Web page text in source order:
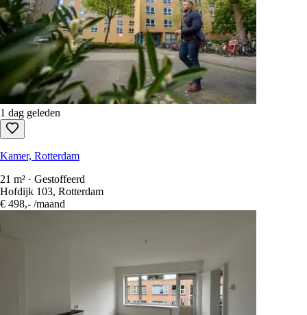
1 dag geleden
Kamer, Rotterdam
21 m² · Gestoffeerd
Hofdijk 103, Rotterdam
€ 498,- /maand